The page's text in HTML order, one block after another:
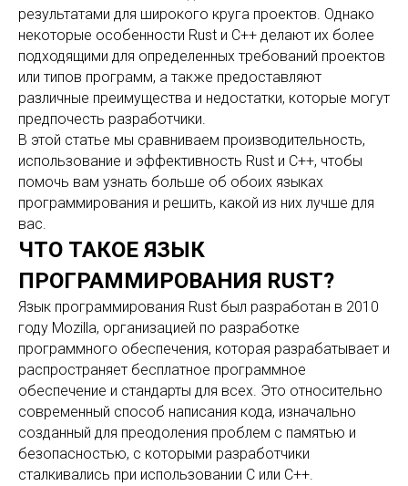
результатами для широкого круга проектов. Однако
некоторые особенности Rust и C++ делают их более
подходящими для определенных требований проектов
или типов программ, а также предоставляют
различные преимущества и недостатки, которые могут
предпочесть разработчики.
В этой статье мы сравниваем производительность,
использование и эффективность Rust и C++, чтобы
помочь вам узнать больше об обоих языках
программирования и решить, какой из них лучше для
вас.
ЧТО ТАКОЕ ЯЗЫК
ПРОГРАММИРОВАНИЯ RUST?
Язык программирования Rust был разработан в 2010
году Mozilla, организацией по разработке
программного обеспечения, которая разрабатывает и
распространяет бесплатное программное
обеспечение и стандарты для всех. Это относительно
современный способ написания кода, изначально
созданный для преодоления проблем с памятью и
безопасностью, с которыми разработчики
сталкивались при использовании C или C++.